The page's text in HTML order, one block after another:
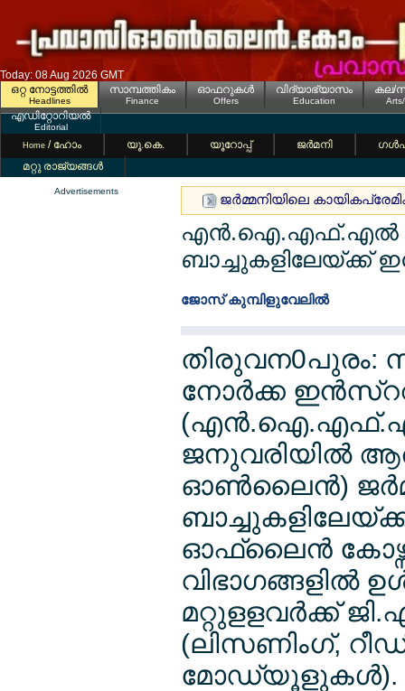
Today: 08 Aug 2026 GMT
ഒറ്റ നോട്ടത്തില്‍
Headlines
സാമ്പത്തികം
Finance
ഓഫറുകള്‍
Offers
വിദ്യാഭ്യാസം
Education
കല/
എഡിറ്റോറിയല്‍
Editorial
Home / ഹോം യൂ.കെ. യൂറോപ്പ് ജര്‍മനി
മറ്റു രാജ്യങ്ങള്‍
Advertisements
ജര്‍മ്മനിയിലെ
എന്‍.ഐ.എഫ്.എല്‍
ബാച്ചുകളിലേയ്ക്ക്
ജോസ് കുമ്പിളുവേലില്‍
തിരുവന0പുരം:
നോര്‍ക്ക
ജനുവരിയില്‍
ഓണ്‍ലൈന്‍)
ബാച്ചുകളിലേയ്ക്ക്
ഓഫ്ലൈന്‍
വിഭാഗങ്ങളില്‍
മറ്റുളളവര്‍ക്ക്
(ലിസണിംഗ്,
മോഡ്യൂളുകള്‍).